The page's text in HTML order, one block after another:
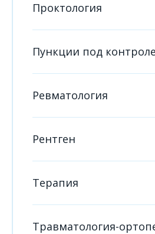
Проктология
Пункции под
Ревматология
Рентген
Терапия
Травматология-